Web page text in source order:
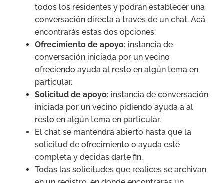
todos los residentes y podrán establecer una
conversación directa a través de un chat. Acá
encontrarás estas dos opciones:
Ofrecimiento de apoyo: instancia de
conversación iniciada por un vecino
ofreciendo ayuda al resto en algún tema en
particular.
Solicitud de apoyo: instancia de conversación
iniciada por un vecino pidiendo ayuda a al
resto en algún tema en particular.
El chat se mantendrá abierto hasta que la
solicitud de ofrecimiento o ayuda esté
completa y decidas darle fin.
Todas las solicitudes que realices se archivan